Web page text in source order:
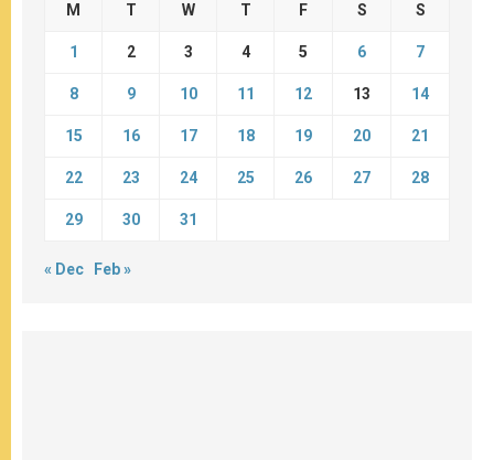
M T W T F S S
1 2 3 4 5 6 7
8 9 10 11 12 13 14
15 16 17 18 19 20 21
22 23 24 25 26 27 28
29 30 31
« Dec Feb »